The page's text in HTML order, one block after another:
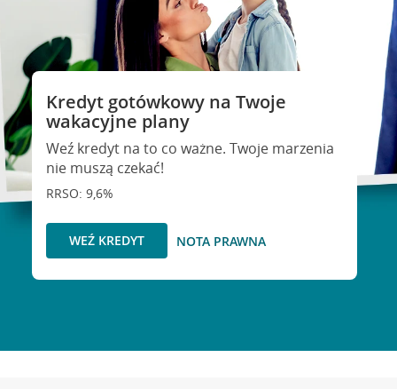
Kredyt gotówkowy na Twoje
wakacyjne plany
Weź kredyt na to co ważne. Twoje marzenia
nie muszą czekać!
RRSO: 9,6%
WEŹ KREDYT NOTA PRAWNA